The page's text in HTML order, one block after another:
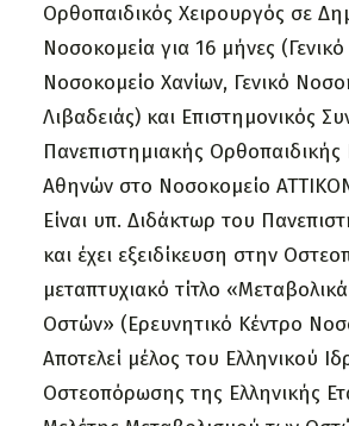
Ορθοπαιδικός Χειρουργός σε
Νοσοκομεία για 16 μήνες
Νοσοκομείο Χανίων, Γενικό
Λιβαδειάς) και Επιστημονικός
Πανεπιστημιακής Ορθοπαιδικής
Αθηνών στο Νοσοκομείο
Είναι υπ. Διδάκτωρ του
και έχει εξειδίκευση στην
μεταπτυχιακό τίτλο
Οστών» (Ερευνητικό Κέντρο
Αποτελεί μέλος του Ελληνικού
Οστεοπόρωσης της Ελληνικής